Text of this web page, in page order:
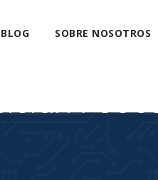
BLOG SOBRE NOSOTROS